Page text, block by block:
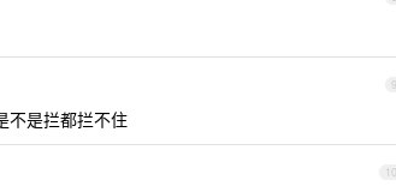
9
不是拦都拦不住
10